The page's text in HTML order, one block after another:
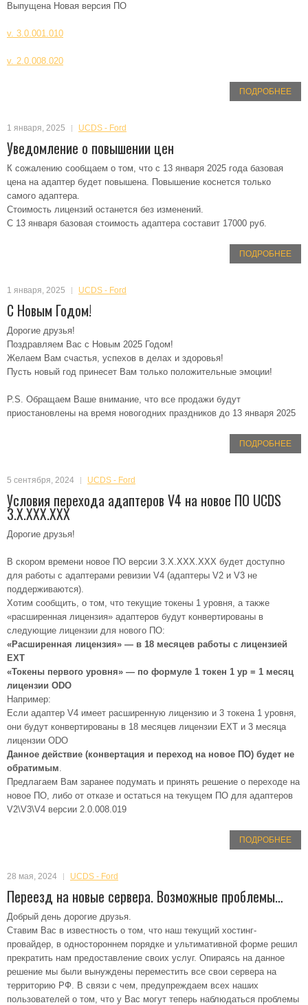
Выпущена Новая версия ПО
v. 3.0.001.010
v. 2.0.008.020
ПОДРОБНЕЕ
1 января, 2025 UCDS - Ford
Уведомление о повышении цен
К сожалению сообщаем о том, что с 13 января 2025 года базовая
цена на адаптер будет повышена. Повышение коснется только
самого адаптера.
Стоимость лицензий останется без изменений.
С 13 января базовая стоимость адаптера составит 17000 руб.
ПОДРОБНЕЕ
1 января, 2025 UCDS - Ford
С Новым Годом!
Дорогие друзья!
Поздравляем Вас с Новым 2025 Годом!
Желаем Вам счастья, успехов в делах и здоровья!
Пусть новый год принесет Вам только положительные эмоции!
P.S. Обращаем Ваше внимание, что все продажи будут
приостановлены на время новогодних праздников до 13 января 2025
ПОДРОБНЕЕ
5 сентября, 2024 UCDS - Ford
Условия перехода адаптеров V4 на новое ПО UCDS
3.X.XXX.XXX
Дорогие друзья!
В скором времени новое ПО версии 3.X.XXX.XXX будет доступно
для работы с адаптерами ревизии V4 (адаптеры V2 и V3 не
поддерживаются).
Хотим сообщить, о том, что текущие токены 1 уровня, а также
«расширенная лицензия» адаптеров будут конвертированы в
следующие лицензии для нового ПО:
«Расширенная лицензия» — в 18 месяцев работы с лицензией
EXT
«Токены первого уровня» — по формуле 1 токен 1 ур = 1 месяц
лицензии ODO
Например:
Если адаптер V4 имеет расширенную лицензию и 3 токена 1 уровня,
они будут конвертированы в 18 месяцев лицензии EXT и 3 месяца
лицензии ODO
Данное действие (конвертация и переход на новое ПО) будет не
обратимым.
Предлагаем Вам заранее подумать и принять решение о переходе на
новое ПО, либо от отказе и остаться на текущем ПО для адаптеров
V2\V3\V4 версии 2.0.008.019
ПОДРОБНЕЕ
28 мая, 2024 UCDS - Ford
Переезд на новые сервера. Возможные проблемы…
Добрый день дорогие друзья.
Ставим Вас в известность о том, что наш текущий хостинг-
провайдер, в одностороннем порядке и ультимативной форме решил
прекратить нам предоставление своих услуг. Опираясь на данное
решение мы были вынуждены переместить все свои сервера на
территорию РФ. В связи с чем, предупреждаем всех наших
пользователей о том, что у Вас могут теперь наблюдаться проблемы